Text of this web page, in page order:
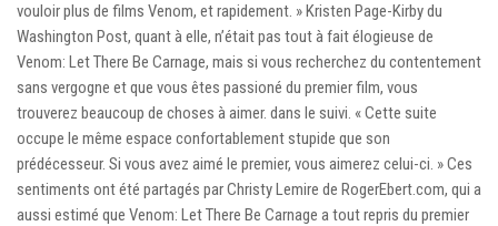
vouloir plus de films Venom, et rapidement. » Kristen Page-Kirby du
Washington Post, quant à elle, n’était pas tout à fait élogieuse de
Venom: Let There Be Carnage, mais si vous recherchez du contentement
sans vergogne et que vous êtes passioné du premier film, vous
trouverez beaucoup de choses à aimer. dans le suivi. « Cette suite
occupe le même espace confortablement stupide que son
prédécesseur. Si vous avez aimé le premier, vous aimerez celui-ci. » Ces
sentiments ont été partagés par Christy Lemire de RogerEbert.com, qui a
aussi estimé que Venom: Let There Be Carnage a tout repris du premier